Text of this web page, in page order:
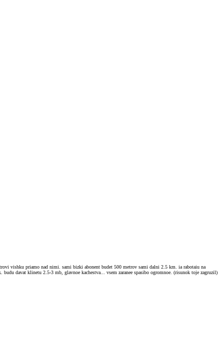
vishku priamo nad nimi. sami bizki abonent budet 500 metrov sami dalni 2.5 km. ia rabotaiu na
davat klinetu 2.5-3 mb, glavnoe kachestva... vsem zaranee spasibo ogromnoe. (risunok toje zagruzil)